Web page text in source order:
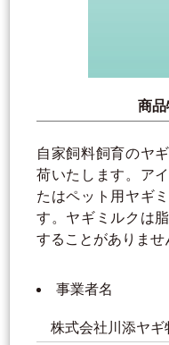
商
自家飼料飼育のヤ
荷いたします。ア
たはペット用ヤギ
す。ヤギミルクは
することがありませ
事業者名
株式会社川添ヤギ